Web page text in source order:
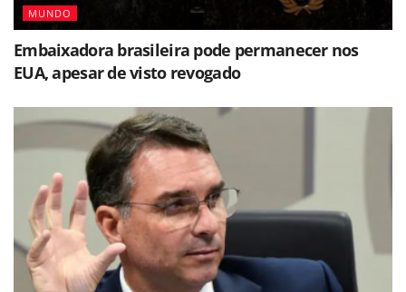
MUNDO
Embaixadora brasileira pode permanecer nos
EUA, apesar de visto revogado